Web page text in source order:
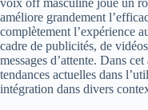
voix off masculine joue un
améliore grandement
complètement l’expérience
cadre de publicités, de
messages d’attente. Dans
tendances actuelles dans
intégration dans divers